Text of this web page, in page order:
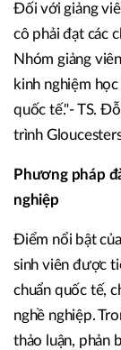
Đối với giảng
cô phải đạt các
Nhóm giảng
kinh nghiệm
quốc tế."- TS.
trình
Phương pháp
nghiệp
Điểm nổi bật
sinh viên được
chuẩn quốc tế,
nghề nghiệp.
thảo luận, phản